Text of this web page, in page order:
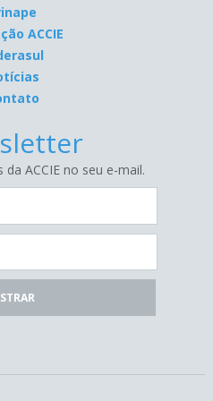
ACCIE
da ACCIE no seu e-mail.